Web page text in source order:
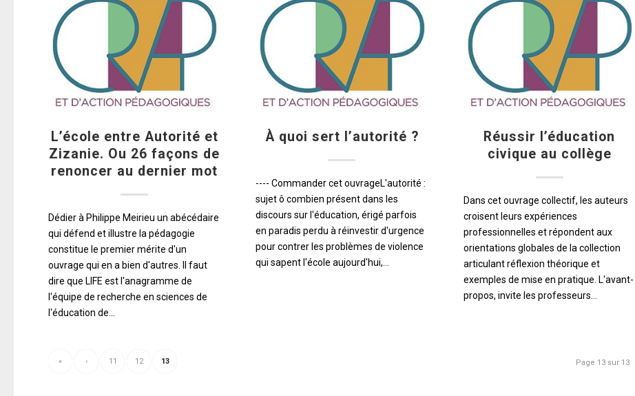
L’école entre Autorité et
Zizanie. Ou 26 façons de
renoncer au dernier mot
Dédier à Philippe Meirieu un abécédaire
qui défend et illustre la pédagogie
constitue le premier mérite d'un
ouvrage qui en a bien d'autres. Il faut
dire que LIFE est l'anagramme de
l'équipe de recherche en sciences de
l'éducation de…
À quoi sert l’autorité ?
---- Commander cet ouvrageL'autorité :
sujet ô combien présent dans les
discours sur l'éducation, érigé parfois
en paradis perdu à réinvestir d'urgence
pour contrer les problèmes de violence
qui sapent l'école aujourd'hui,…
Réussir l’éducation
civique au collège
Dans cet ouvrage collectif, les auteurs
croisent leurs expériences
professionnelles et répondent aux
orientations globales de la collection
articulant réflexion théorique et
exemples de mise en pratique. L'avant-
propos, invite les professeurs…
Page 13 sur 13
« ‹ 11 12 13